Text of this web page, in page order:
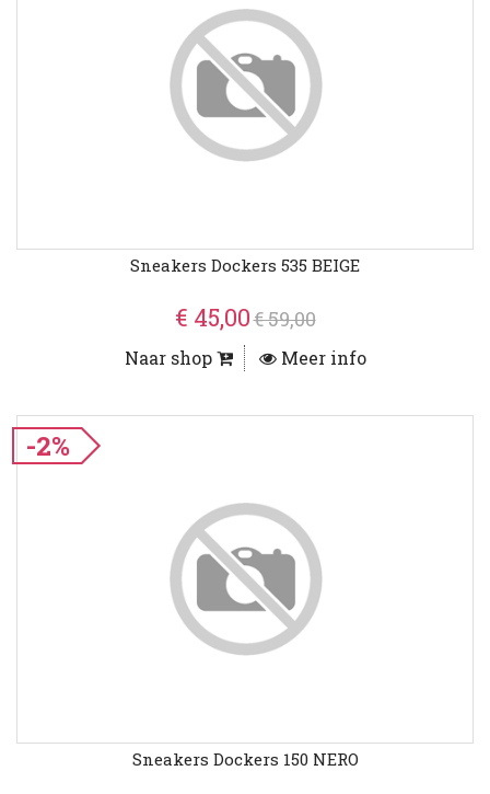
Sneakers Dockers 535 BEIGE
€ 45,00€ 59,00
Naar shop Meer info
-2%
Sneakers Dockers 150 NERO